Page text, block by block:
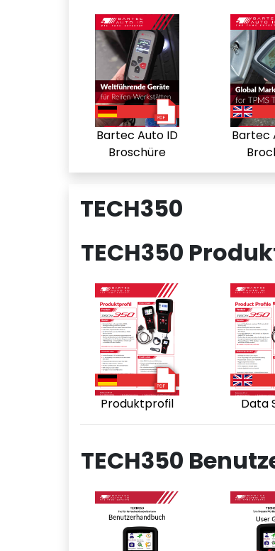
Bartec Auto ID
Broschüre
Bartec
TECH350
TECH350
Produktprofil Data
TECH350